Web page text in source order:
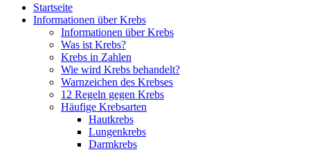
Startseite
Informationen über Krebs
Informationen über Krebs
Was ist Krebs?
Krebs in Zahlen
Wie wird Krebs behandelt?
Warnzeichen des Krebses
12 Regeln gegen Krebs
Häufige Krebsarten
Hautkrebs
Lungenkrebs
Darmkrebs